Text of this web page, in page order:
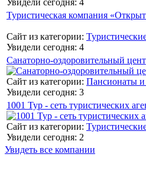
Увидели сегодня: 4
Туристическая компания
Сайт из категории:
Увидели сегодня: 4
Санаторно-оздоровительный
Сайт из категории: Пансионаты и
Увидели сегодня: 3
1001 Тур - сеть туристических
Сайт из категории:
Увидели сегодня: 2
Увидеть все компании